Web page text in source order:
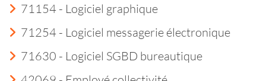
71154 - Logiciel graphique
71254 - Logiciel messagerie électronique
71630 - Logiciel SGBD bureautique